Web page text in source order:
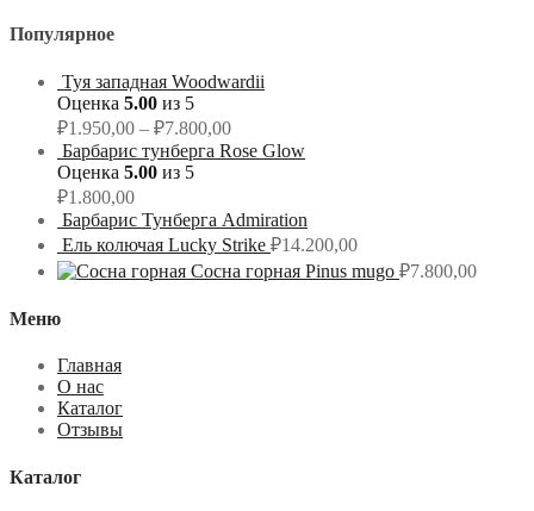
Популярное
Туя западная Woodwardii
Оценка 5.00 из 5
₽1.950,00 – ₽7.800,00
Барбарис тунберга Rose Glow
Оценка 5.00 из 5
₽1.800,00
Барбарис Тунберга Admiration
Ель колючая Lucky Strike ₽14.200,00
Сосна горная Pinus mugo ₽7.800,00
Меню
Главная
О нас
Каталог
Отзывы
Каталог